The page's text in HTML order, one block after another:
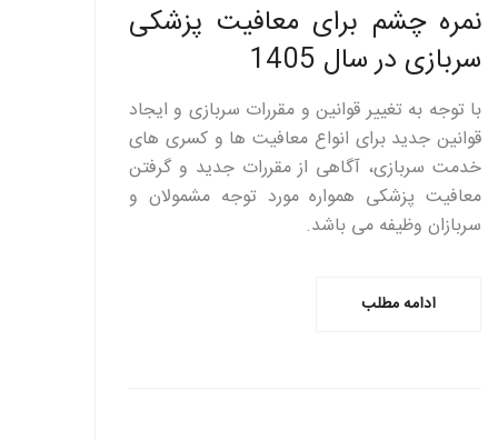
نمره چشم برای معافیت پزشکی
سربازی در سال 1405
با توجه به تغییر قوانین و مقررات سربازی و ایجاد
قوانین جدید برای انواع معافیت ها و کسری های
خدمت سربازی، آگاهی از مقررات جدید و گرفتن
معافیت پزشکی همواره مورد توجه مشمولان و
سربازان وظیفه می باشد.
ادامه مطلب